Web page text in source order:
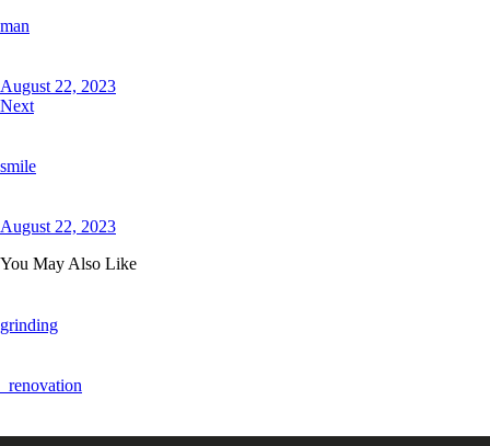
man
August 22, 2023
Next
smile
August 22, 2023
You May Also Like
grinding
_renovation